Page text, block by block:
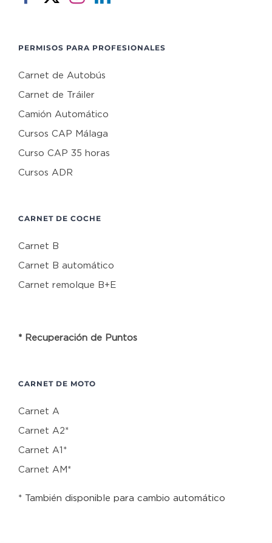
PERMISOS PARA PROFESIONALES
Carnet de Autobús
Carnet de Tráiler
Camión Automático
Cursos CAP Málaga
Curso CAP 35 horas
Cursos ADR
CARNET DE COCHE
Carnet B
Carnet B automático
Carnet remolque B+E
* Recuperación de Puntos
CARNET DE MOTO
Carnet A
Carnet A2*
Carnet A1*
Carnet AM*
* También disponible para cambio automático